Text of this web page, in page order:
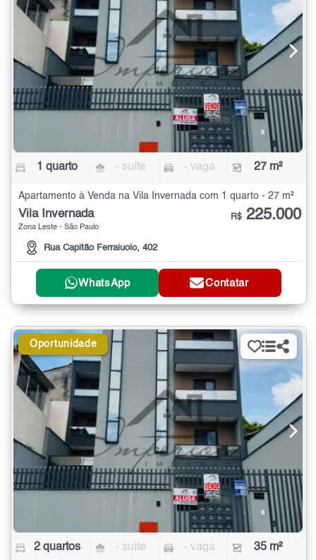
1 quarto - suíte - vaga 27 m²
Apartamento à Venda na Vila Invernada com 1 quarto - 27 m²
Vila Invernada
Zona Leste - São Paulo
Rua Capitão Ferraiuolo, 402
R$ 225.000
WhatsApp Contatar
Oportunidade
2 quartos - suíte - vaga 35 m²